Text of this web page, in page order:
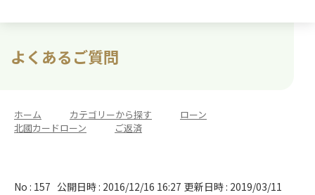
よくあるご質問
ホーム カテゴリーから探す ローン
北國カードローン
ご返済
No : 157 公開日時 : 2016/12/16 16:27 更新日時 : 2019/03/11